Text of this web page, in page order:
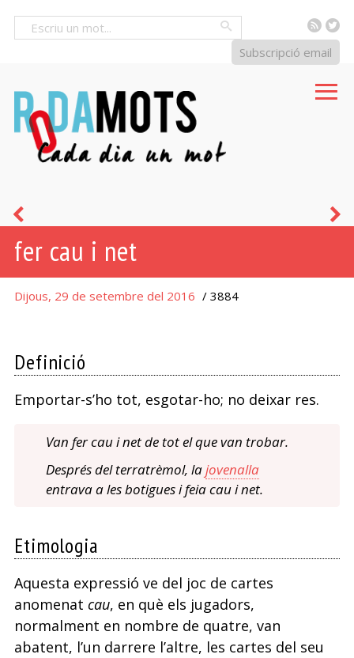
RSS
Subscripció email
fer cau i net
Dijous, 29 de setembre del 2016 / 3884
Definició
Emportar-s’ho tot, esgotar-ho; no deixar res.
Van fer cau i net de tot el que van trobar.
Després del terratrèmol, lajovenalla
entrava a les botigues i feia cau i net.
Etimologia
Aquesta expressió ve del joc de cartes
anomenat cau, en què els jugadors,
normalment en nombre de quatre, van
abatent, l’un darrere l’altre, les cartes del seu
fer
llit